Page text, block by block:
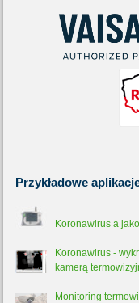
Przykładowe
Koronawirus a
Koronawirus -
kamerą
Monitoring